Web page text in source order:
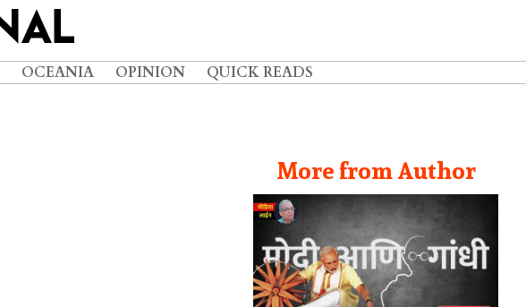
OCEANIA OPINION QUICK READS
More from Author